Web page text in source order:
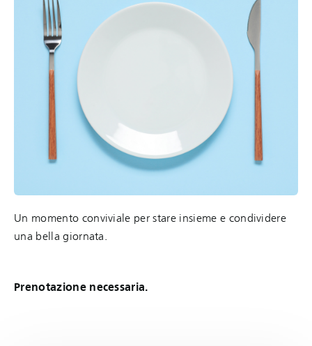
Un momento conviviale per stare insieme e condividere
una bella giornata.
Prenotazione necessaria.